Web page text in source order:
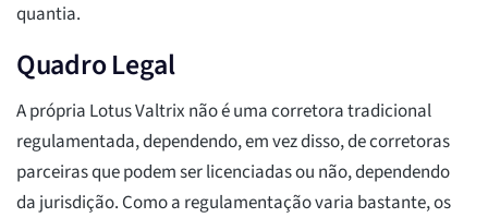
quantia.
Quadro Legal
A própria Lotus Valtrix não é uma corretora tradicional
regulamentada, dependendo, em vez disso, de corretoras
parceiras que podem ser licenciadas ou não, dependendo
da jurisdição. Como a regulamentação varia bastante, os